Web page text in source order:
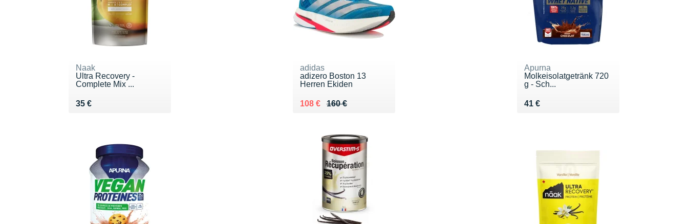
Naak
Ultra Recovery -
Complete Mix ...
35 €
Vendu 35 €
adidas
adizero Boston 13
Herren Ekiden
160 €
Au lieu de 160 €
108 €
Vendu 108 €
Apurna
Molkeisolatgetränk 720
g - Sch...
41 €
Vendu 41 €